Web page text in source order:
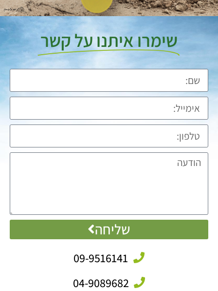
שימרו איתנו על קשר
שליחה
09-9516141
04-9089682